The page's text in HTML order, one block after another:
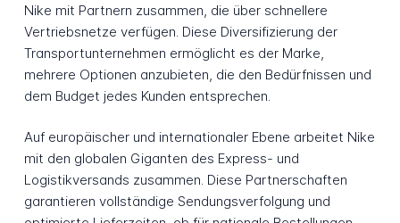
Nike mit Partnern zusammen, die über schnellere
Vertriebsnetze verfügen. Diese Diversifizierung der
Transportunternehmen ermöglicht es der Marke,
mehrere Optionen anzubieten, die den Bedürfnissen und
dem Budget jedes Kunden entsprechen.
Auf europäischer und internationaler Ebene arbeitet Nike
mit den globalen Giganten des Express- und
Logistikversands zusammen. Diese Partnerschaften
garantieren vollständige Sendungsverfolgung und